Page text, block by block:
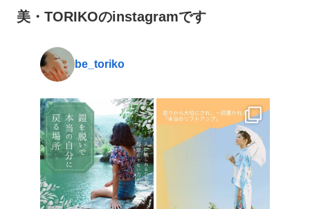
美・TORIKOのinstagramです
be_toriko